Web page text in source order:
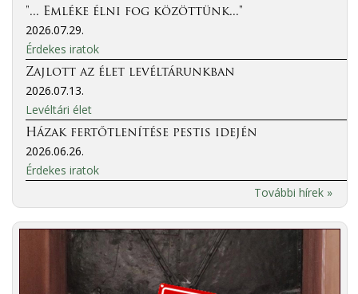
"... Emléke élni fog közöttünk..."
2026.07.29.
Érdekes iratok
Zajlott az élet levéltárunkban
2026.07.13.
Levéltári élet
Házak fertőtlenítése pestis idején
2026.06.26.
Érdekes iratok
További hírek »